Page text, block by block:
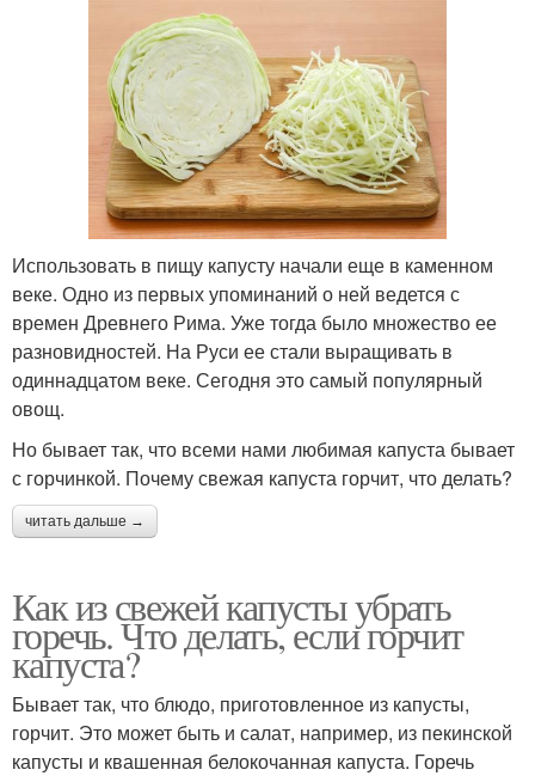
Использовать в пищу капусту начали еще в каменном
веке. Одно из первых упоминаний о ней ведется с
времен Древнего Рима. Уже тогда было множество ее
разновидностей. На Руси ее стали выращивать в
одиннадцатом веке. Сегодня это самый популярный
овощ.
Но бывает так, что всеми нами любимая капуста бывает
с горчинкой. Почему свежая капуста горчит, что делать?
читать дальше →
Как из свежей капусты убрать
горечь. Что делать, если горчит
капуста?
Бывает так, что блюдо, приготовленное из капусты,
горчит. Это может быть и салат, например, из пекинской
капусты и квашенная белокочанная капуста. Горечь